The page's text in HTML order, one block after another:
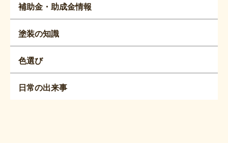
補助金・助成金情報
塗装の知識
色選び
日常の出来事